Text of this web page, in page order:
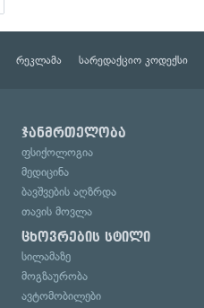
რეკლამა სარედაქციო კოდექსი
ჯანმრთელობა
ფსიქოლოგია
მედიცინა
ბავშვების აღზრდა
თავის მოვლა
ცხოვრების სტილი
სილამაზე
მოგზაურობა
ავტომობილები